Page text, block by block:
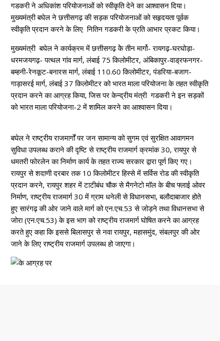
गडकरी ने अधिकांश परियोजनाओं को स्वीकृति देने का आश्वासन दिया।
मुख्यमंत्री बघेल ने छत्तीसगढ़ की सड़क परियोजनाओं को सहृदयता पूर्वक
स्वीकृति प्रदान करने के लिए नितिन गडकरी के प्रति आभार प्रकट किया।
मुख्यमंत्री बघेल ने कार्यक्रम में छत्तीसगढ़ केे तीन मार्गो- रायगढ़-घरघोड़ा-
धरमजयगढ़- पत्थल गांव मार्ग, लंबाई 75 किलोमीटर, अंबिकापुर-वाड्रफनगर-
बम्हनी-रेनकूट-बनारस मार्ग, लंबाई 110.60 किलोमीटर, पंडरिया-बजाग-
गाड़ासरई मार्ग, लंबाई 37 किलोमीटर को भारत माला परियोजना के तहत स्वीकृति
प्रदान करने का आग्रह किया, जिस पर केन्द्रीय मंत्री गडकरी ने इन सड़कों
को भारत माला परियोजना-2 में शामिल करने का आश्वासन दिया।
बघेल ने राष्ट्रीय राजमार्गों पर जन सामान्य को सुगम एवं सुरक्षित आवागमन
सुविधा उपलब्ध कराने की दृष्टि से राष्ट्रीय राजमार्ग क्रमांक 30, रायपुर से
धमतरी फोरलेन का निर्माण कार्य के तहत राज्य सरकार द्वारा पूर्ण किए गए।
रायपुर से शदाणी दरबार तक 10 किलोमीटर हिस्से में सर्विस रोड की स्वीकृति
प्रदान करने, रायपुर शहर में टाटीबंध चौक से मैगनेटो मॉल के बीच फ्लाई ओवर
निर्माण, राष्ट्रीय राजमार्ग 30 में ग्राम धनेली से विधानसभा, बलौदाबाजार होते
हुए सारंगढ़ की ओर जाने वाले मार्ग को एन.एच.53 से जोड़ने तथा विधानसभा से
जोरा (एन.एच.53) के इस भाग को राष्ट्रीय राजमार्ग घोषित करने का आग्रह
करते हुए कहा कि इससे बिलासपुर से नवा रायपुर, महासमुंद, संबलपुर की ओर
जाने के लिए राष्ट्रीय राजमार्ग उपलब्ध हो जाएगा।